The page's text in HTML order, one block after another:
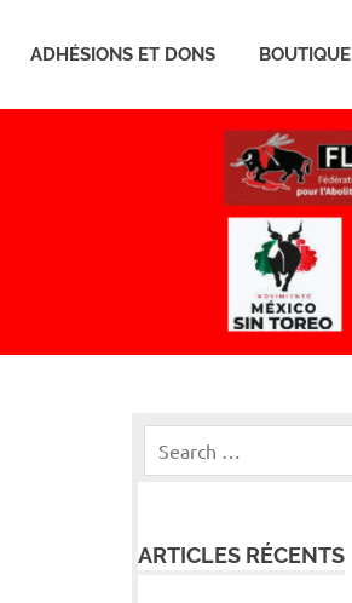
ADHÉSIONS ET DONS BOUTIQUE
ARTICLES RÉCENTS